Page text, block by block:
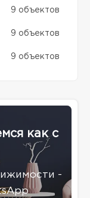
9 объектов
9 объектов
9 объектов
как с
-